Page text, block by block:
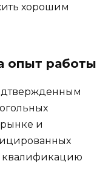
хорошим
опыт работы
рынке и
квалификацию